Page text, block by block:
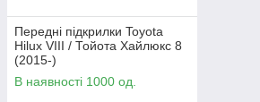
Передні підкрилки Toyota
Hilux VIII / Тойота Хайлюкс 8
(2015-)
В наявності 1000 од.